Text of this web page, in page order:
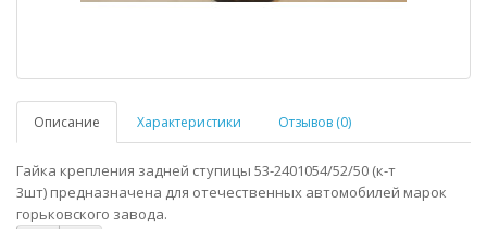
Описание Характеристики Отзывов (0)
Гайка крепления задней ступицы 53-2401054/52/50 (к-т
3шт) предназначена для отечественных автомобилей марок
горьковского завода.